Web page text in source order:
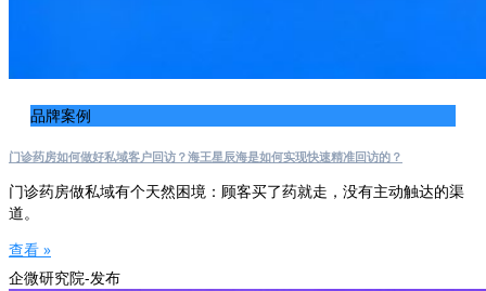
品牌案例
门诊药房如何做好私域客户回访？海王星辰海是如何实现快速精准回访的？
门诊药房做私域有个天然困境：顾客买了药就走，没有主动触达的渠
道。
查看 »
企微研究院-发布